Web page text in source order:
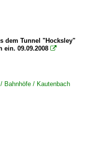
dem Tunnel "Hocksley"
ein. 09.09.2008 
Bahnhöfe / Kautenbach